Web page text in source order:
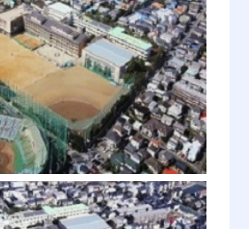
年 9月 女子更衣室新設。
（20.5坪）
年 4月1日
都北高等学校と制度上合